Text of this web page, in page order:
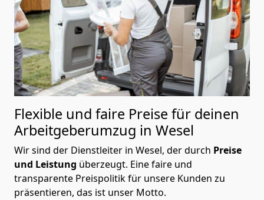
Flexible und faire Preise für deinen
Arbeitgeberumzug in Wesel
Wir sind der Dienstleiter in Wesel, der durch Preise
und Leistung überzeugt. Eine faire und
transparente Preispolitik für unsere Kunden zu
präsentieren, das ist unser Motto.